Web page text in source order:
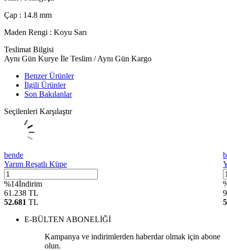
Çap : 14.8 mm
Maden Rengi : Koyu Sarı
Teslimat Bilgisi
Aynı Gün Kurye İle Teslim / Aynı Gün Kargo
Benzer Ürünler
İlgili Ürünler
Son Bakılanlar
Seçilenleri Karşılaştır
bende
Yarım Reşatlı Küpe
%14İndirim
61.238 TL
52.681 TL
E-BÜLTEN ABONELİĞİ
Kampanya ve indirimlerden haberdar olmak için abone
olun.